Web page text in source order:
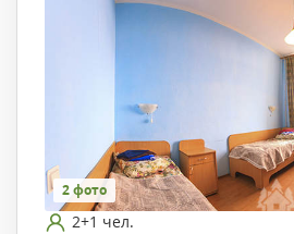
2 фото
2+1 чел.